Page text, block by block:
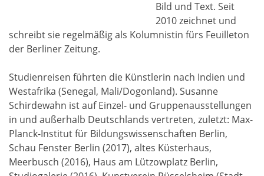
Bild und Text. Seit
2010 zeichnet und
schreibt sie regelmäßig als Kolumnistin fürs Feuilleton
der Berliner Zeitung.
Studienreisen führten die Künstlerin nach Indien und
Westafrika (Senegal, Mali/Dogonland). Susanne
Schirdewahn ist auf Einzel- und Gruppenausstellungen
in und außerhalb Deutschlands vertreten, zuletzt: Max-
Planck-Institut für Bildungswissenschaften Berlin,
Schau Fenster Berlin (2017), altes Küsterhaus,
Meerbusch (2016), Haus am Lützowplatz Berlin,